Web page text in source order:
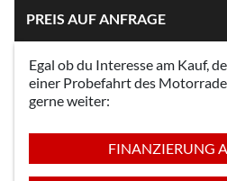
PREIS AUF ANFRAGE
Egal ob du Interesse am Kauf,
einer Probefahrt des
gerne weiter:
FINANZIERUNG